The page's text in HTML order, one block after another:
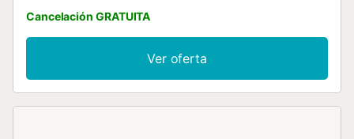
calefacción eléctrica y aire acondicionado. Cocina abierta
lavavajillas, 4 placas de vitrocerámica, microondas). Salida a la
jardín. Baño/bidet/WC. Muebles de terraza. El alojamiento
lavadora. Internet (Wifi, gratis). Plaza de aparcamiento n. 9
casa. A tener en cuenta: apartamento para no fumadores.
Cancelación GRATUITA
Ver oferta